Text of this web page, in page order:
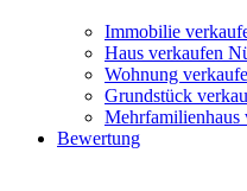
Immobilie
Haus verkaufen
Wohnung
Grundstück
Mehrfamilienhaus
Bewertung